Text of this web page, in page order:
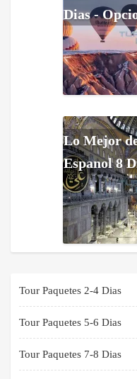
Dias -
Lo Mejor
Espanol 8
Tour Paquetes 2-4 Dias
Tour Paquetes 5-6 Dias
Tour Paquetes 7-8 Dias